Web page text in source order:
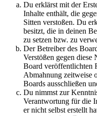
Du erklärst mit der
Inhalte enthält, die
Sitten verstoßen. Du
besitzt, die in deinen
zu setzen bzw. zu
Der Betreiber des
Verstößen gegen diese
Board veröffentlichten
Abmahnung zeitweise
Boards ausschließen
Du nimmst zur
Verantwortung für die
er nicht selbst erstellt